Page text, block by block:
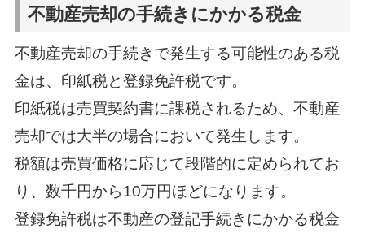
不動産売却の手続きにかかる税金
不動産売却の手続きで発生する可能性のある税
金は、印紙税と登録免許税です。
印紙税は売買契約書に課税されるため、不動産
売却では大半の場合において発生します。
税額は売買価格に応じて段階的に定められてお
り、数千円から10万円ほどになります。
登録免許税は不動産の登記手続きにかかる税金